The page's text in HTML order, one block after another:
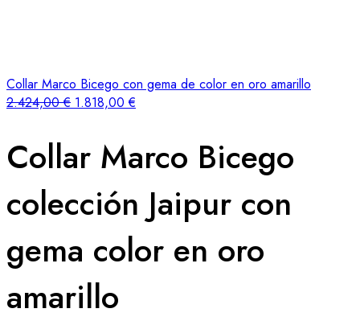
Collar Marco Bicego con gema de color en oro amarillo
2.424,00€ 1.818,00€
Collar Marco Bicego
colección Jaipur con
gema color en oro
amarillo